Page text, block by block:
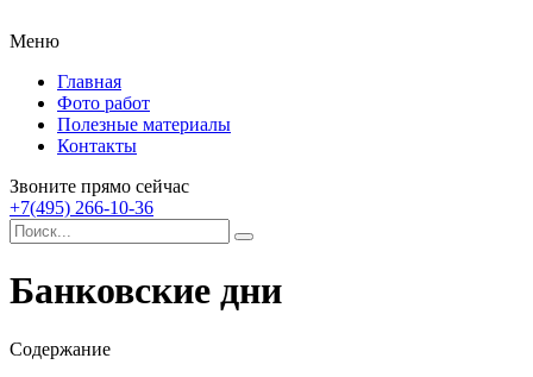
Меню
Главная
Фото работ
Полезные материалы
Контакты
Звоните прямо сейчас
+7(495) 266-10-36
Банковские дни
Содержание